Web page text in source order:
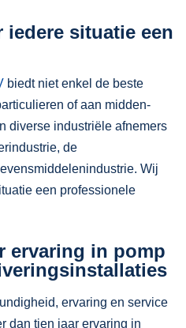
iedere situatie een
biedt niet enkel de beste
of aan midden-
diverse industriële afnemers
de
Wij
een professionele
ervaring in pomp
ervaring en service
dan tien jaar ervaring in